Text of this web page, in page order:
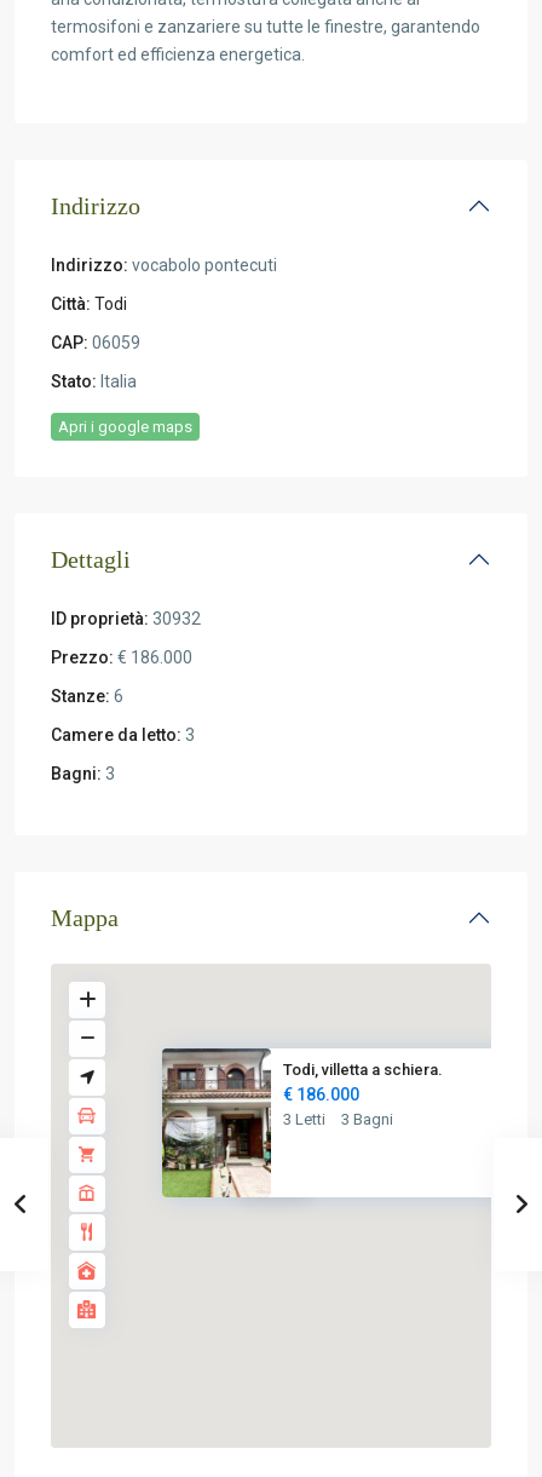
termosifoni e zanzariere su tutte le finestre, garantendo
comfort ed efficienza energetica.
Indirizzo
Indirizzo: vocabolo pontecuti
Città: Todi
CAP: 06059
Stato: Italia
Apri i google maps
Dettagli
ID proprietà: 30932
Prezzo: € 186.000
Stanze: 6
Camere da letto: 3
Bagni: 3
Mappa
€ 186K
Todi, villetta a schiera.
€ 186.000
3 Letti 3 Bagni